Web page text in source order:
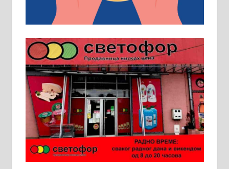
превоз, исхрана. 032/57-41-122 –
локал 22
Пружам услуге завршних радова
у грађевини, хидроизолације и
молерских радова. 061/25-28-058
Ало таксију потребан возач са Б
категоријом. 064/02-85-511
Потребна два радника за рад на
стоваришту „Липа промет” у